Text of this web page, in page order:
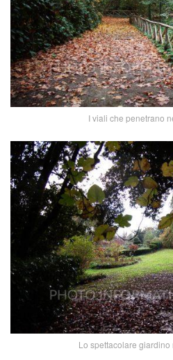
I viali che penetrano
Lo spettacolare